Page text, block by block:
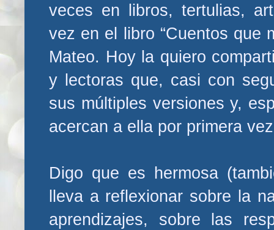
veces en libros, tertulias,
vez en el libro “Cuentos que
Mateo. Hoy la quiero
y lectoras que, casi con
sus múltiples versiones y,
acercan a ella por primera
Digo que es hermosa
lleva a reflexionar sobre la
aprendizajes, sobre las